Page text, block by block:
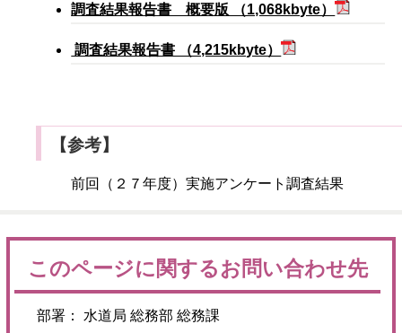
調査結果報告書 概要版 （1,068kbyte）
調査結果報告書 （4,215kbyte）
【参考】
前回（２７年度）実施アンケート調査結果
このページに関するお問い合わせ先
部署： 水道局 総務部 総務課